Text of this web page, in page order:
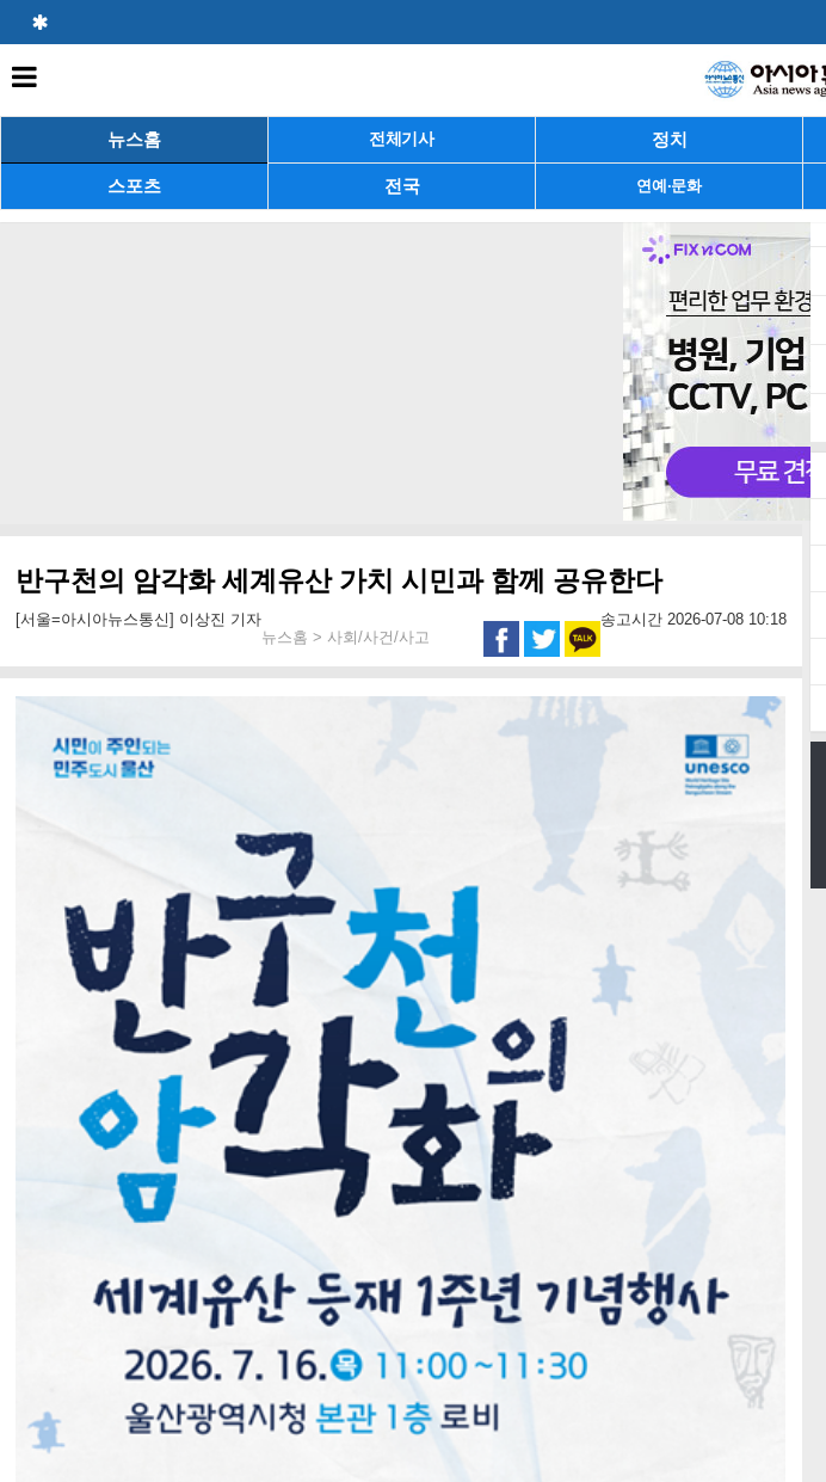
뉴스홈 전체기사 정치
스포츠 전국 연예·문화
반구천의 암각화 세계유산 가치 시민과 함께 공유한다
[서울=아시아뉴스통신] 이상진 기자
송고시간 2026-07-08 10:18
뉴스홈 > 사회/사건/사고